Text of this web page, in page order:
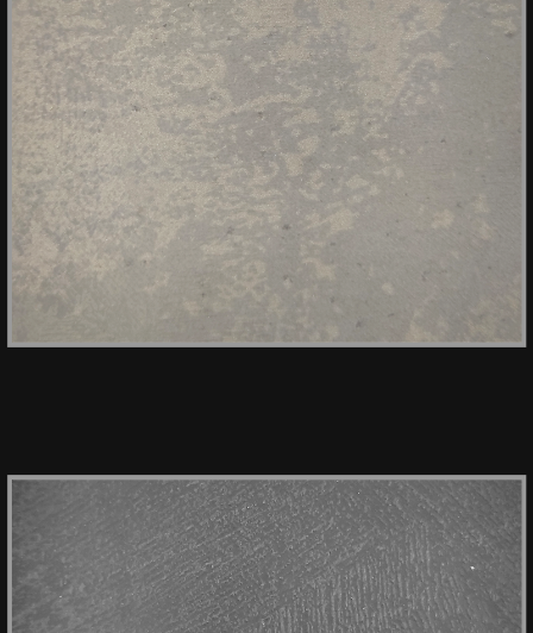
HPL OSTUNI 1467